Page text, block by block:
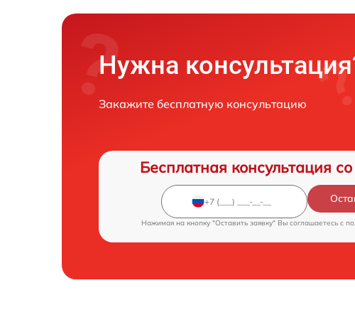
Нужна
Закажите бесплатную консультацию
Бесплатная консультация
Нажимая на кнопку "Оставить заявку" Вы соглашаетесь c